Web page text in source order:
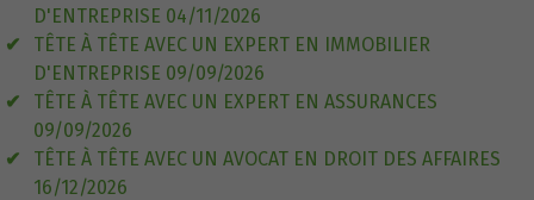
D'ENTREPRISE 04/11/2026
TÊTE À TÊTE AVEC UN EXPERT EN IMMOBILIER
D'ENTREPRISE 09/09/2026
TÊTE À TÊTE AVEC UN EXPERT EN ASSURANCES
09/09/2026
TÊTE À TÊTE AVEC UN AVOCAT EN DROIT DES AFFAIRES
16/12/2026